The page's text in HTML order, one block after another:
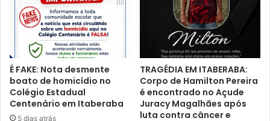
É FAKE: Nota desmente
boato de homicídio no
Colégio Estadual
Centenário em Itaberaba
5 dias atrás
TRAGÉDIA EM ITABERABA:
Corpo de Hamilton Pereira
é encontrado no Açude
Juracy Magalhães após
luta contra câncer e